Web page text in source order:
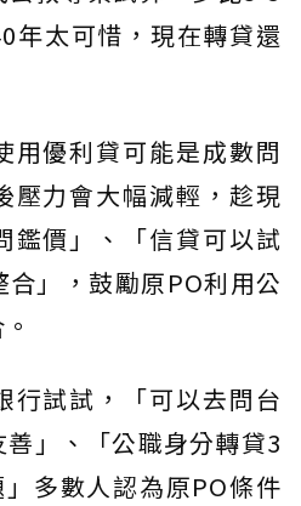
年太可惜，現在轉貸還
用優利貸可能是成數問
壓力會大幅減輕，趁現
鑑價」、「信貸可以試
」，鼓勵原PO利用公
行試試，「可以去問台
」、「公職身分轉貸3
多數人認為原PO條件